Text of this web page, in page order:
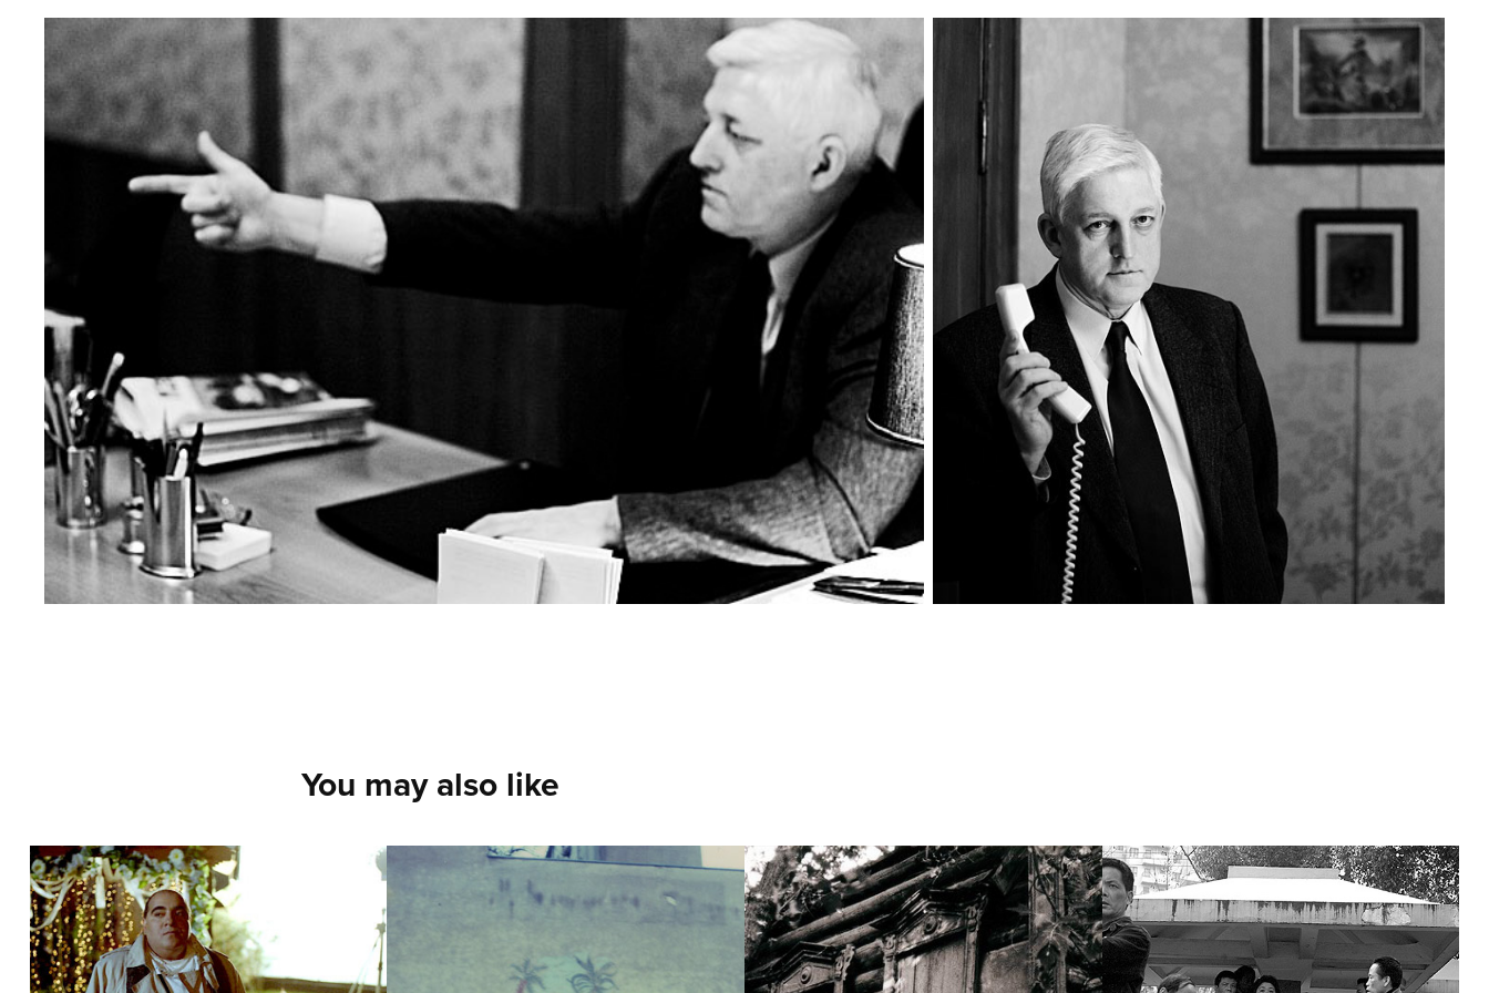
You may also like
Nedumay / Даже и
не думай! – 2
(2003)
Polaroid / Germany
(2004)
Tarkovsky house /
Усадьба
Тарковского
China
2022